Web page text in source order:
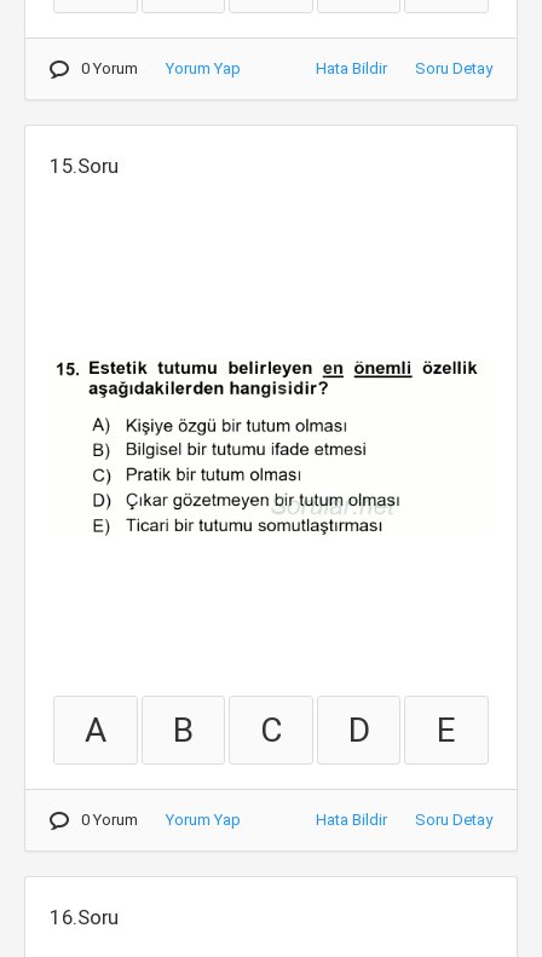
0 Yorum Yorum Yap Hata Bildir Soru Detay
15.Soru
A B C D E
0 Yorum Yorum Yap Hata Bildir Soru Detay
16.Soru